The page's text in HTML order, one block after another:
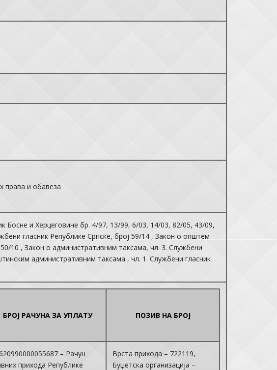
права и обавеза
Босне и Херцеговине бр. 4/97, 13/99, 6/03, 14/03, 82/05, 43/09,
гласник Републике Српске, број 59/14 , Закон о општем
10 , Закон о административним таксама, чл. 3. Службени
административним таксама , чл. 1. Службени гласник
БРОЈ РАЧУНА ЗА УПЛАТУ ПОЗИВ НА БРОЈ
– Рачун
прихода Републике
Врста прихода – 722119,
Буџетска организација –